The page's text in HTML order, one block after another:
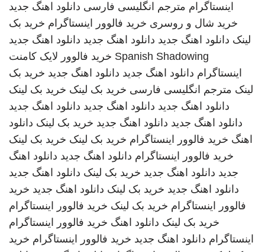
اینستاگرام مترجم انگلیسی فارسی دانلود اهنگ جدید
خرید شال و روسری خرید فالوور اینستاگرام خرید بک
لینک دانلود اهنگ جدید دانلود اهنگ جدید دانلود اهنگ جدید
Spanish Shadowing خرید فالوور لایک کامنت
اینستاگرام دانلود اهنگ جدید دانلود اهنگ جدید خرید بک
لینک مترجم انگلیسی فارسی خرید بک لینک خرید بک لینک
دانلود اهنگ جدید دانلود اهنگ جدید دانلود اهنگ جدید
دانلود اهنگ جدید دانلود اهنگ جدید خرید بک لینک دانلود
اهنگ خرید فالوور اینستاگرام خرید بک لینک خرید بک لینک
خرید فالوور اینستاگرام دانلود اهنگ جدید دانلود اهنگ
جدید دانلود اهنگ جدید خرید بک لینک دانلود اهنگ جدید
دانلود اهنگ جدید خرید بک لینک دانلود اهنگ جدید خرید
فالوور اینستاگرام خرید بک لینک خرید فالوور اینستاگرام
خرید بک لینک دانلود اهنگ خرید فالوور اینستاگرام
اینستاگرام دانلود اهنگ جدید خرید فالوور اینستاگرام خرید